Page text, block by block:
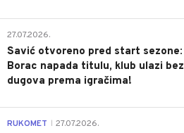
27.07.2026.
Savić otvoreno pred start sezone:
Borac napada titulu, klub ulazi bez
dugova prema igračima!
RUKOMET 27.07.2026.